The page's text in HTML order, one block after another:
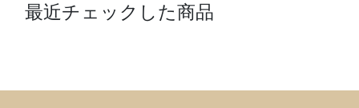
最近チェックした商品